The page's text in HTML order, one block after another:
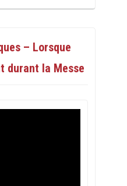
– Lorsque
durant la Messe